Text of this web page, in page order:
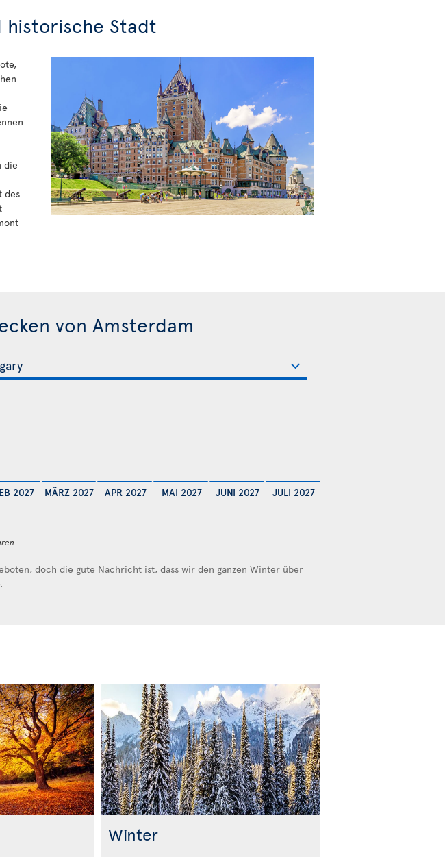
historische Stadt
die
des
von Amsterdam
2027 MÄRZ 2027 APR 2027 MAI 2027 JUNI 2027 JULI 2027
doch die gute Nachricht ist, dass wir den ganzen Winter über
Winter